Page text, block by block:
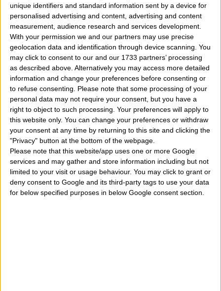
unique identifiers and standard information sent by a device for
personalised advertising and content, advertising and content
measurement, audience research and services development.
With your permission we and our partners may use precise
geolocation data and identification through device scanning. You
may click to consent to our and our 1733 partners’ processing
as described above. Alternatively you may access more detailed
information and change your preferences before consenting or
to refuse consenting.
Please note that some processing of your
personal data may not require your consent, but you have a
right to object to such processing. Your preferences will apply to
this website only. You can change your preferences or withdraw
your consent at any time by returning to this site and clicking the
"Privacy" button at the bottom of the webpage.
Please note that this website/app uses one or more Google
services and may gather and store information including but not
limited to your visit or usage behaviour. You may click to grant or
deny consent to Google and its third-party tags to use your data
for below specified purposes in below Google consent section.
quando devo festeggiare il mio onomastico e cosa c'è
nascosto in questo nome proprio di persona. In
famiglia abbiamo molti parenti che si chiamano con il
nome Sereno o Serena e con i vari diminutivi o
abbreviazioni. Mi piacerebbe sapere, conoscere la
storia di questo favoloso nome, la fama, la
reputazione, la notorietà e la popolarità di questo
termine sparso nel Mondo". Oggi rispondiamo a tutte
queste domande. Chissà quante celebrità dell'arte,
della musica, dello spettacolo, del cinema e della
storia portano questo importante nome di uomo o
donna.